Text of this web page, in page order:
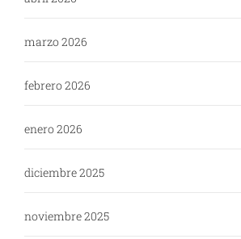
marzo 2026
febrero 2026
enero 2026
diciembre 2025
noviembre 2025